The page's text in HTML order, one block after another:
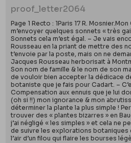
proof_letter2064
Page 1 Recto : 1Paris 17 R.
m’envoyer quelques sonnets « très
Sonnets cela m’est égal. – Je vais
Rousseau en la priant de mettre des
t’envoie par la poste, mais on ne
Jacques Rousseau herborisait à
Son nom de famille & le nom de son
de vouloir bien accepter la dédicace
botaniste que je fais pour Cadart. –
Compensation aux ennuis que je lui
(oh si !!) mon ignorance & mon
déterminer la plante la plus simple !
trouver des « plantes bizarres » en
j’ai négligé « les simples » et cela ne
de suivre les explorations botaniques
l’air d’un filou qui flaire les bourses